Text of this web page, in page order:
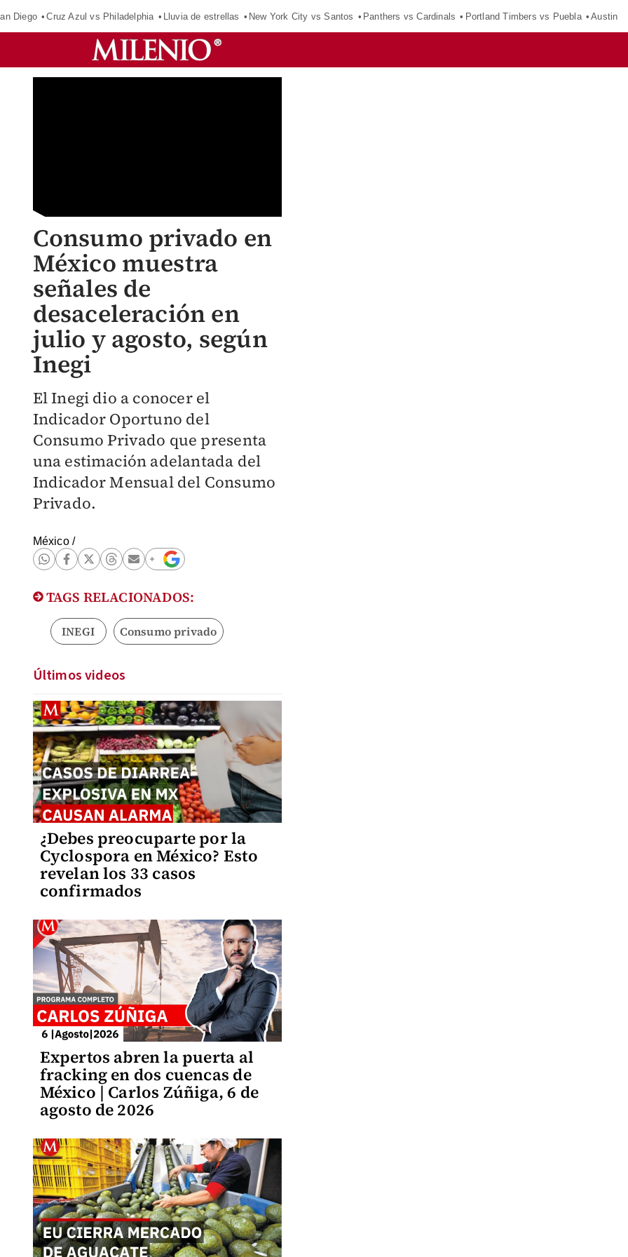
Diego Cruz Azul vs Philadelphia Lluvia de estrellas New York City vs Santos Panthers vs Cardinals Portland Timbers vs Puebla Austin
Consumo privado en
México muestra
señales de
desaceleración en
julio y agosto, según
Inegi
El Inegi dio a conocer el
Indicador Oportuno del
Consumo Privado que presenta
una estimación adelantada del
Indicador Mensual del Consumo
Privado.
México/
TAGS RELACIONADOS:
INEGI Consumo privado
Últimos videos
¿Debes preocuparte por la
Cyclospora en México? Esto
revelan los 33 casos
confirmados
Expertos abren la puerta al
fracking en dos cuencas de
México | Carlos Zúñiga, 6 de
agosto de 2026